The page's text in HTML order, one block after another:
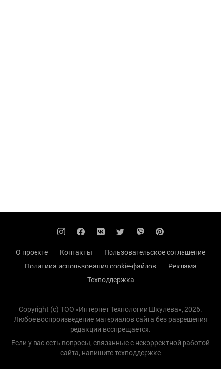
О проекте Контакты
Пользовательское соглашение
Политика использования cookie-файлов
Реклама
Техподдержка
Copyright (с) TOO «Интернет Технологии Шкулева», 2026.
Любое воспроизведение материалов сайта без разрешения
редакции воспрещается.
Если у вас есть вопросы, связанные с некорректной работой
сайта, напишитетехподдержке